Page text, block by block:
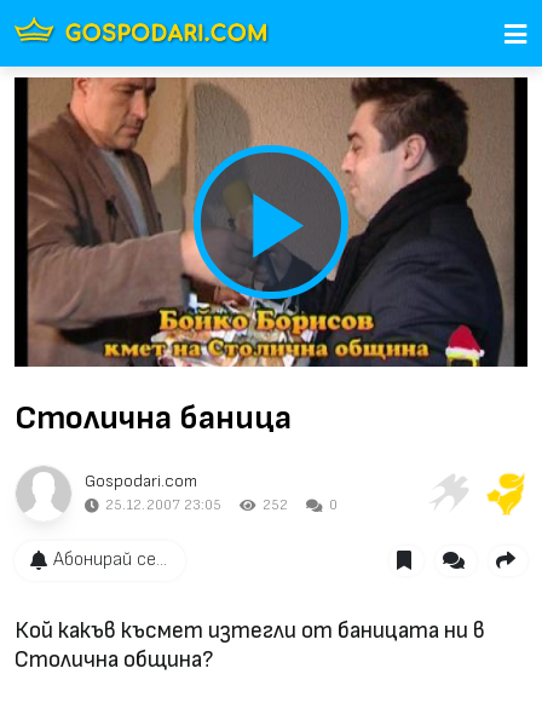
Play
Video
Столична баница
Gospodari.com
25.12.2007 23:05 252 0
Абонирай се...
Кой какъв късмет изтегли от баницата ни в
Столична община?